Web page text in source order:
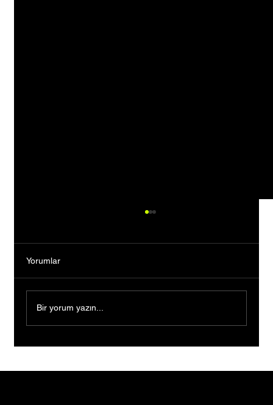
Yorumlar
Bir yorum yazın...